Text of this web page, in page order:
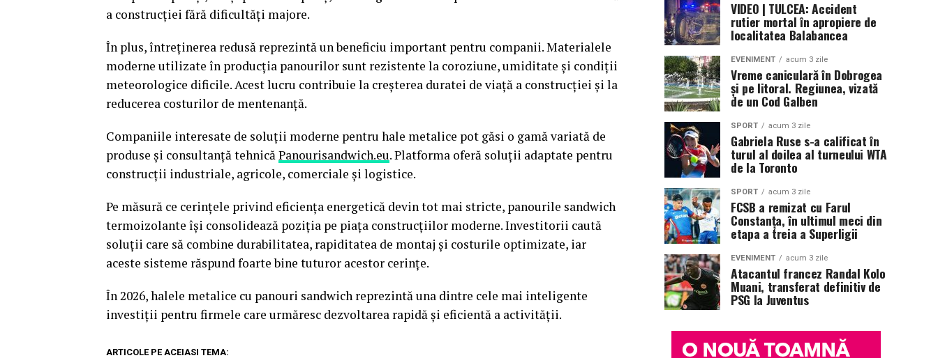
a construcției fără dificultăți majore.
În plus, întreținerea redusă reprezintă un beneficiu important pentru companii. Materialele
moderne utilizate în producția panourilor sunt rezistente la coroziune, umiditate și condiții
meteorologice dificile. Acest lucru contribuie la creșterea duratei de viață a construcției și la
reducerea costurilor de mentenanță.
Companiile interesate de soluții moderne pentru hale metalice pot găsi o gamă variată de
produse și consultanță tehnicăPanourisandwich.eu. Platforma oferă soluții adaptate pentru
construcții industriale, agricole, comerciale și logistice.
Pe măsură ce cerințele privind eficiența energetică devin tot mai stricte, panourile sandwich
termoizolante își consolidează poziția pe piața construcțiilor moderne. Investitorii caută
soluții care să combine durabilitatea, rapiditatea de montaj și costurile optimizate, iar
aceste sisteme răspund foarte bine tuturor acestor cerințe.
În 2026, halele metalice cu panouri sandwich reprezintă una dintre cele mai inteligente
investiții pentru firmele care urmăresc dezvoltarea rapidă și eficientă a activității.
ARTICOLE PE ACEIASI TEMA:
VIDEO | TULCEA: Accident
rutier mortal în apropiere de
localitatea Balabancea
EVENIMENT acum 3 zile
Vreme caniculară în Dobrogea
și pe litoral. Regiunea, vizată
de un Cod Galben
SPORT acum 3 zile
Gabriela Ruse s-a calificat în
turul al doilea al turneului WTA
de la Toronto
SPORT acum 3 zile
FCSB a remizat cu Farul
Constanța, în ultimul meci din
etapa a treia a Superligii
EVENIMENT acum 3 zile
Atacantul francez Randal Kolo
Muani, transferat definitiv de
PSG la Juventus